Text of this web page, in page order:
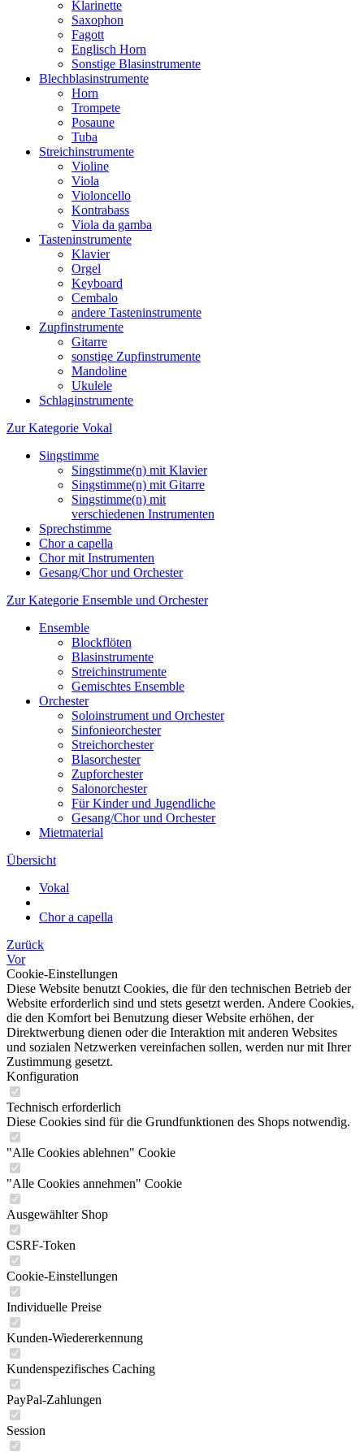
Klarinette
Saxophon
Fagott
Englisch Horn
Sonstige Blasinstrumente
Blechblasinstrumente
Horn
Trompete
Posaune
Tuba
Streichinstrumente
Violine
Viola
Violoncello
Kontrabass
Viola da gamba
Tasteninstrumente
Klavier
Orgel
Keyboard
Cembalo
andere Tasteninstrumente
Zupfinstrumente
Gitarre
sonstige Zupfinstrumente
Mandoline
Ukulele
Schlaginstrumente
Zur Kategorie Vokal
Singstimme
Singstimme(n) mit Klavier
Singstimme(n) mit Gitarre
Singstimme(n) mit
verschiedenen Instrumenten
Sprechstimme
Chor a capella
Chor mit Instrumenten
Gesang/Chor und Orchester
Zur Kategorie Ensemble und Orchester
Ensemble
Blockflöten
Blasinstrumente
Streichinstrumente
Gemischtes Ensemble
Orchester
Soloinstrument und Orchester
Sinfonieorchester
Streichorchester
Blasorchester
Zupforchester
Salonorchester
Für Kinder und Jugendliche
Gesang/Chor und Orchester
Mietmaterial
Übersicht
Vokal
Chor a capella
Zurück
Vor
Cookie-Einstellungen
Diese Website benutzt Cookies, die für den technischen Betrieb der
Website erforderlich sind und stets gesetzt werden. Andere Cookies,
die den Komfort bei Benutzung dieser Website erhöhen, der
Direktwerbung dienen oder die Interaktion mit anderen Websites
und sozialen Netzwerken vereinfachen sollen, werden nur mit Ihrer
Zustimmung gesetzt.
Konfiguration
Technisch erforderlich
Diese Cookies sind für die Grundfunktionen des Shops notwendig.
"Alle Cookies ablehnen" Cookie
"Alle Cookies annehmen" Cookie
Ausgewählter Shop
CSRF-Token
Cookie-Einstellungen
Individuelle Preise
Kunden-Wiedererkennung
Kundenspezifisches Caching
PayPal-Zahlungen
Session